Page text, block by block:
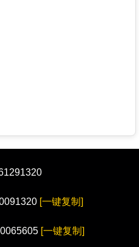
[一键复制]
[一键复制]